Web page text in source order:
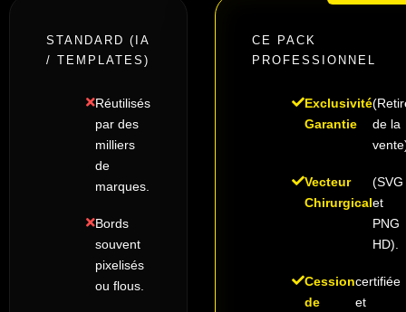
STANDARD (IA
/ TEMPLATES)
Réutilisés
par des
milliers
de
marques.
Bords
souvent
pixelisés
ou flous.
CE PACK
PROFESSIONNEL
Exclusivité
Garantie
de la
Vecteur
Chirurgical
(SVG
et
PNG
HD).
Cession
de
certifiée
et